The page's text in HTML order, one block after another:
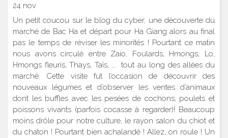
24 nov
Un petit coucou sur le blog du cyber, une découverte du
marché de Bac Ha et départ pour Ha Giang alors au final
pas le temps de réviser les minorités ! Pourtant ce matin
nous avons circulé entre Zaio, Foulards, Hmongs, Lo,
Hmongs fleuris, Thays, Taïs, … tout au long des allées du
marché. Cette visite fut l’occasion de découvrir des
nouveaux légumes et d’observer les ventes d’animaux
dont les buffles avec les pesées de cochons, poulets et
poissons vivants (parfois cocasse à regarder)! Beaucoup
moins drôle pour notre culture, le rayon salon du chiot et
du chaton ! Pourtant bien achalandé ! Allez, on roule ! Un